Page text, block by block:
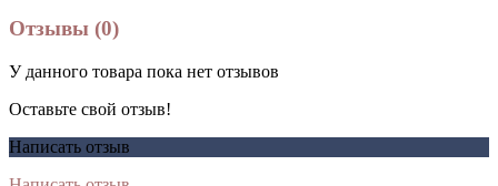
Отзывы (0)
У данного товара пока нет отзывов
Оставьте свой отзыв!
Написать отзыв